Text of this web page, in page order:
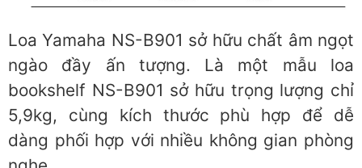
Loa Yamaha NS-B901 sở hữu chất âm ngọt
ngào đầy ấn tượng. Là một mẫu loa
bookshelf NS-B901 sở hữu trọng lượng chỉ
5,9kg, cùng kích thước phù hợp để dễ
dàng phối hợp với nhiều không gian phòng